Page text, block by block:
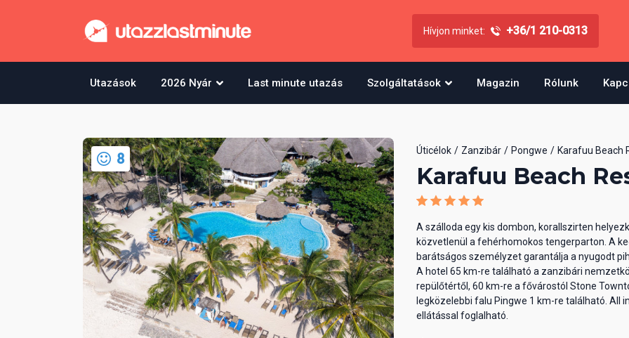
Hívjon minket: +36/1 210-0313
Utazások 2026 Nyár Last minute utazás Szolgáltatások Magazin Rólunk
8 Úticélok Zanzibár Pongwe Karafuu Beach
Karafuu Beach
A szálloda egy kis dombon, korallszirten
közvetlenül a fehérhomokos tengerparton. A
barátságos személyzet garantálja a nyugodt
A hotel 65 km-re található a zanzibári
repülőtértől, 60 km-re a fővárostól Stone
legközelebbi falu Pingwe 1 km-re található. All
ellátással foglalható.